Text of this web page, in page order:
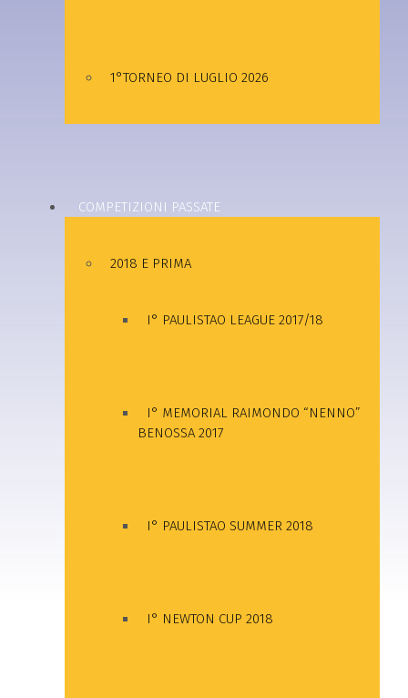
1°TORNEO DI LUGLIO 2026
COMPETIZIONI PASSATE
2018 E PRIMA
I° PAULISTAO LEAGUE 2017/18
I° MEMORIAL RAIMONDO “NENNO”
BENOSSA 2017
I° PAULISTAO SUMMER 2018
I° NEWTON CUP 2018